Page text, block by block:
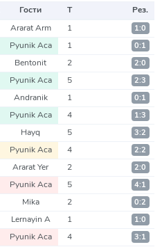
Гости Т
Рез.
Ararat Arm 1 1:0
Pyunik Aca 1 0:1
Bentonit 2 2:0
Pyunik Aca 5 2:3
Andranik 1 0:1
Pyunik Aca 4 1:3
Hayq 5 3:2
Pyunik Aca 4 2:2
Ararat Yer 2 2:0
Pyunik Aca 5 4:1
Mika 2 0:2
Lernayin A 1 1:0
Pyunik Aca 4 3:1